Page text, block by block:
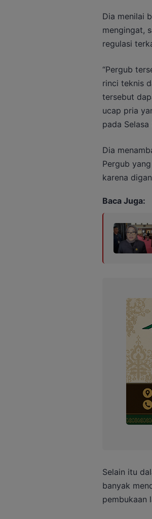
Dia menilai
mengingat,
regulasi
“Pergub
rinci teknis
tersebut
ucap pria
pada
Dia
Pergub
karena
Baca Juga:
Selain itu
banyak
pembukaan